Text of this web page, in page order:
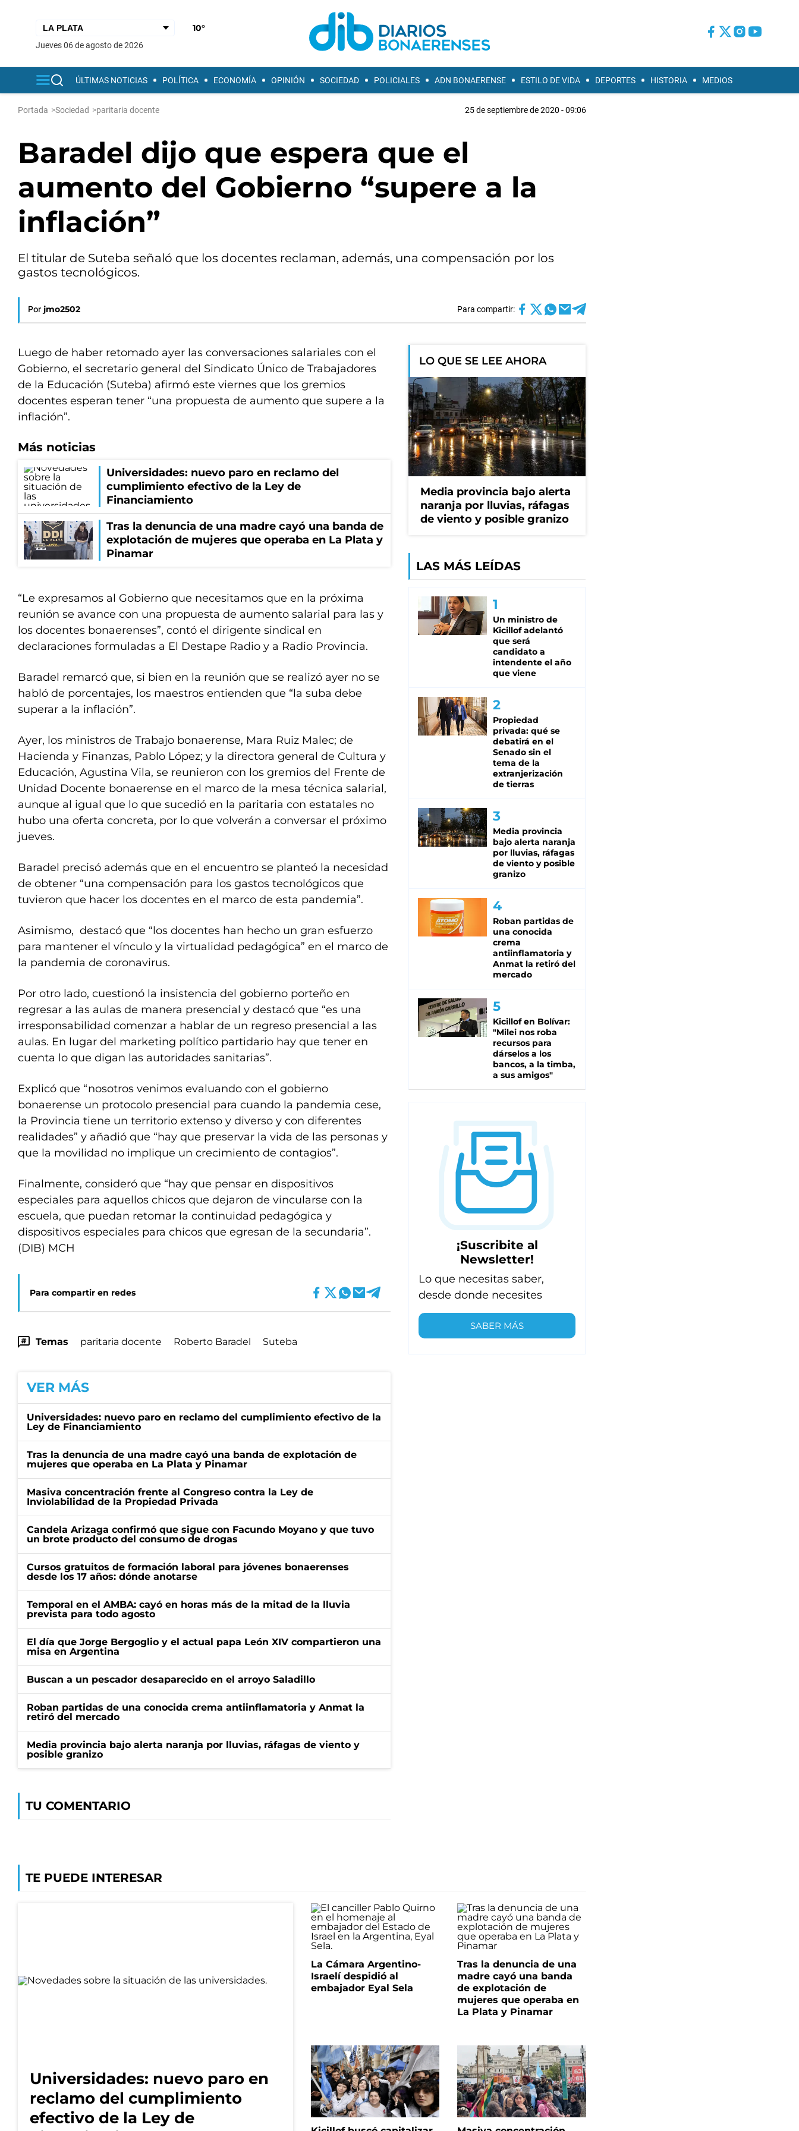
10°
jueves 06 de agosto de 2026
ÚLTIMAS NOTICIAS POLÍTICA ECONOMÍA OPINIÓN SOCIEDAD POLICIALES ADN BONAERENSE ESTILO DE VIDA DEPORTES HISTORIA MEDIOS
Portada >Sociedad >paritaria docente 25 de septiembre de 2020 - 09:06
Baradel dijo que espera que el
aumento del Gobierno “supere a la
inflación”
El titular de Suteba señaló que los docentes reclaman, además, una compensación por los
gastos tecnológicos.
Por jmo2502 Para compartir:
Luego de haber retomado ayer las conversaciones salariales con el
Gobierno, el secretario general del Sindicato Único de Trabajadores
de la Educación (Suteba) afirmó este viernes que los gremios
docentes esperan tener “una propuesta de aumento que supere a la
inflación”.
Más noticias
Universidades: nuevo paro en reclamo del
cumplimiento efectivo de la Ley de
Financiamiento
Tras la denuncia de una madre cayó una banda de
explotación de mujeres que operaba en La Plata y
Pinamar
“Le expresamos al Gobierno que necesitamos que en la próxima
reunión se avance con una propuesta de aumento salarial para las y
los docentes bonaerenses”, contó el dirigente sindical en
declaraciones formuladas a El Destape Radio y a Radio Provincia.
Baradel remarcó que, si bien en la reunión que se realizó ayer no se
habló de porcentajes, los maestros entienden que “la suba debe
superar a la inflación”.
Ayer, los ministros de Trabajo bonaerense, Mara Ruiz Malec; de
Hacienda y Finanzas, Pablo López; y la directora general de Cultura y
Educación, Agustina Vila, se reunieron con los gremios del Frente de
Unidad Docente bonaerense en el marco de la mesa técnica salarial,
aunque al igual que lo que sucedió en la paritaria con estatales no
hubo una oferta concreta, por lo que volverán a conversar el próximo
jueves.
Baradel precisó además que en el encuentro se planteó la necesidad
de obtener “una compensación para los gastos tecnológicos que
tuvieron que hacer los docentes en el marco de esta pandemia”.
Asimismo, destacó que “los docentes han hecho un gran esfuerzo
para mantener el vínculo y la virtualidad pedagógica” en el marco de
la pandemia de coronavirus.
Por otro lado, cuestionó la insistencia del gobierno porteño en
regresar a las aulas de manera presencial y destacó que “es una
irresponsabilidad comenzar a hablar de un regreso presencial a las
aulas. En lugar del marketing político partidario hay que tener en
cuenta lo que digan las autoridades sanitarias”.
Explicó que “nosotros venimos evaluando con el gobierno
bonaerense un protocolo presencial para cuando la pandemia cese,
la Provincia tiene un territorio extenso y diverso y con diferentes
realidades” y añadió que “hay que preservar la vida de las personas y
que la movilidad no implique un crecimiento de contagios”.
Finalmente, consideró que “hay que pensar en dispositivos
especiales para aquellos chicos que dejaron de vincularse con la
escuela, que puedan retomar la continuidad pedagógica y
dispositivos especiales para chicos que egresan de la secundaria”.
(DIB) MCH
Para compartir en redes
Temas paritaria docente Roberto Baradel Suteba
VER MÁS
Universidades: nuevo paro en reclamo del cumplimiento efectivo de la
Ley de Financiamiento
Tras la denuncia de una madre cayó una banda de explotación de
mujeres que operaba en La Plata y Pinamar
Masiva concentración frente al Congreso contra la Ley de
Inviolabilidad de la Propiedad Privada
Candela Arizaga confirmó que sigue con Facundo Moyano y que tuvo
un brote producto del consumo de drogas
Cursos gratuitos de formación laboral para jóvenes bonaerenses
desde los 17 años: dónde anotarse
Temporal en el AMBA: cayó en horas más de la mitad de la lluvia
prevista para todo agosto
El día que Jorge Bergoglio y el actual papa León XIV compartieron una
misa en Argentina
Buscan a un pescador desaparecido en el arroyo Saladillo
Roban partidas de una conocida crema antiinflamatoria y Anmat la
retiró del mercado
Media provincia bajo alerta naranja por lluvias, ráfagas de viento y
posible granizo
TU COMENTARIO
LO QUE SE LEE AHORA
Media provincia bajo alerta
naranja por lluvias, ráfagas
de viento y posible granizo
LAS MÁS LEÍDAS
Un ministro de
Kicillof adelantó
que será
candidato a
intendente el año
que viene
Propiedad
privada: qué se
debatirá en el
Senado sin el
tema de la
extranjerización
de tierras
Media provincia
bajo alerta naranja
por lluvias, ráfagas
de viento y posible
granizo
Roban partidas de
una conocida
crema
antiinflamatoria y
Anmat la retiró del
mercado
Kicillof en Bolívar:
"Milei nos roba
recursos para
dárselos a los
bancos, a la timba,
a sus amigos"
¡Suscribite al
Newsletter!
Lo que necesitas saber,
desde donde necesites
SABER MÁS
TE PUEDE INTERESAR
Universidades: nuevo paro en
reclamo del cumplimiento
efectivo de la Ley de
La Cámara Argentino-
Israelí despidió al
embajador Eyal Sela
Tras la denuncia de una
madre cayó una banda
de explotación de
mujeres que operaba en
La Plata y Pinamar